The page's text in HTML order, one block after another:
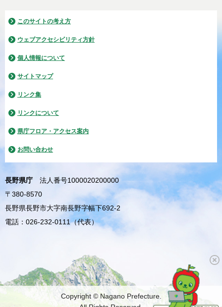
このサイトの考え方
ウェブアクセシビリティ方針
個人情報について
サイトマップ
リンク集
リンクについて
県庁フロア・アクセス案内
お問い合わせ
長野県庁
法人番号1000020200000
〒380-8570
長野県長野市大字南長野字幅下692-2
電話：026-232-0111（代表）
Copyright © Nagano Prefecture.